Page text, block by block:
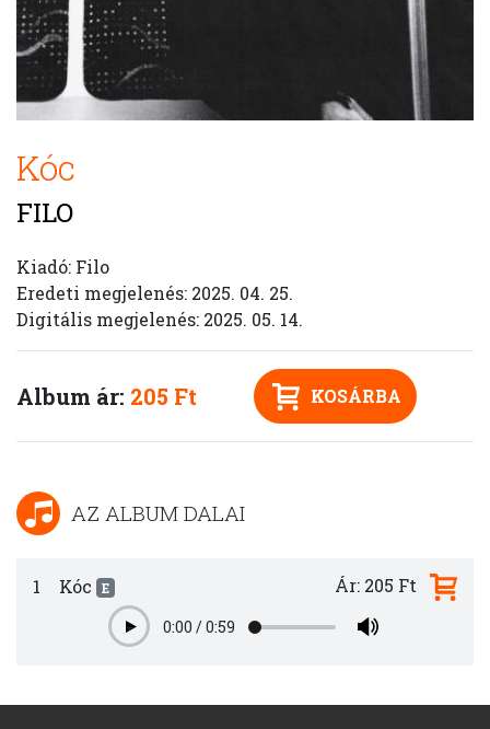
Kóc
FILO
Kiadó: Filo
Eredeti megjelenés: 2025. 04. 25.
Digitális megjelenés: 2025. 05. 14.
Album ár: 205 Ft KOSÁRBA
AZ ALBUM DALAI
1 Kóc E
Play0:00 /0:59
Ár: 205 Ft